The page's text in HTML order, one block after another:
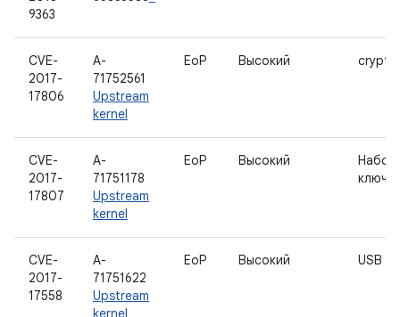
9363
CVE-
2017-
17806
A-
71752561
Upstream
kernel
EoP Высокий crypto
CVE-
2017-
17807
A-
71751178
Upstream
kernel
EoP Высокий
Набор
CVE-
2017-
17558
A-
71751622
Upstream
kernel
EoP Высокий USB